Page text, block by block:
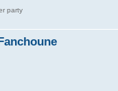
party